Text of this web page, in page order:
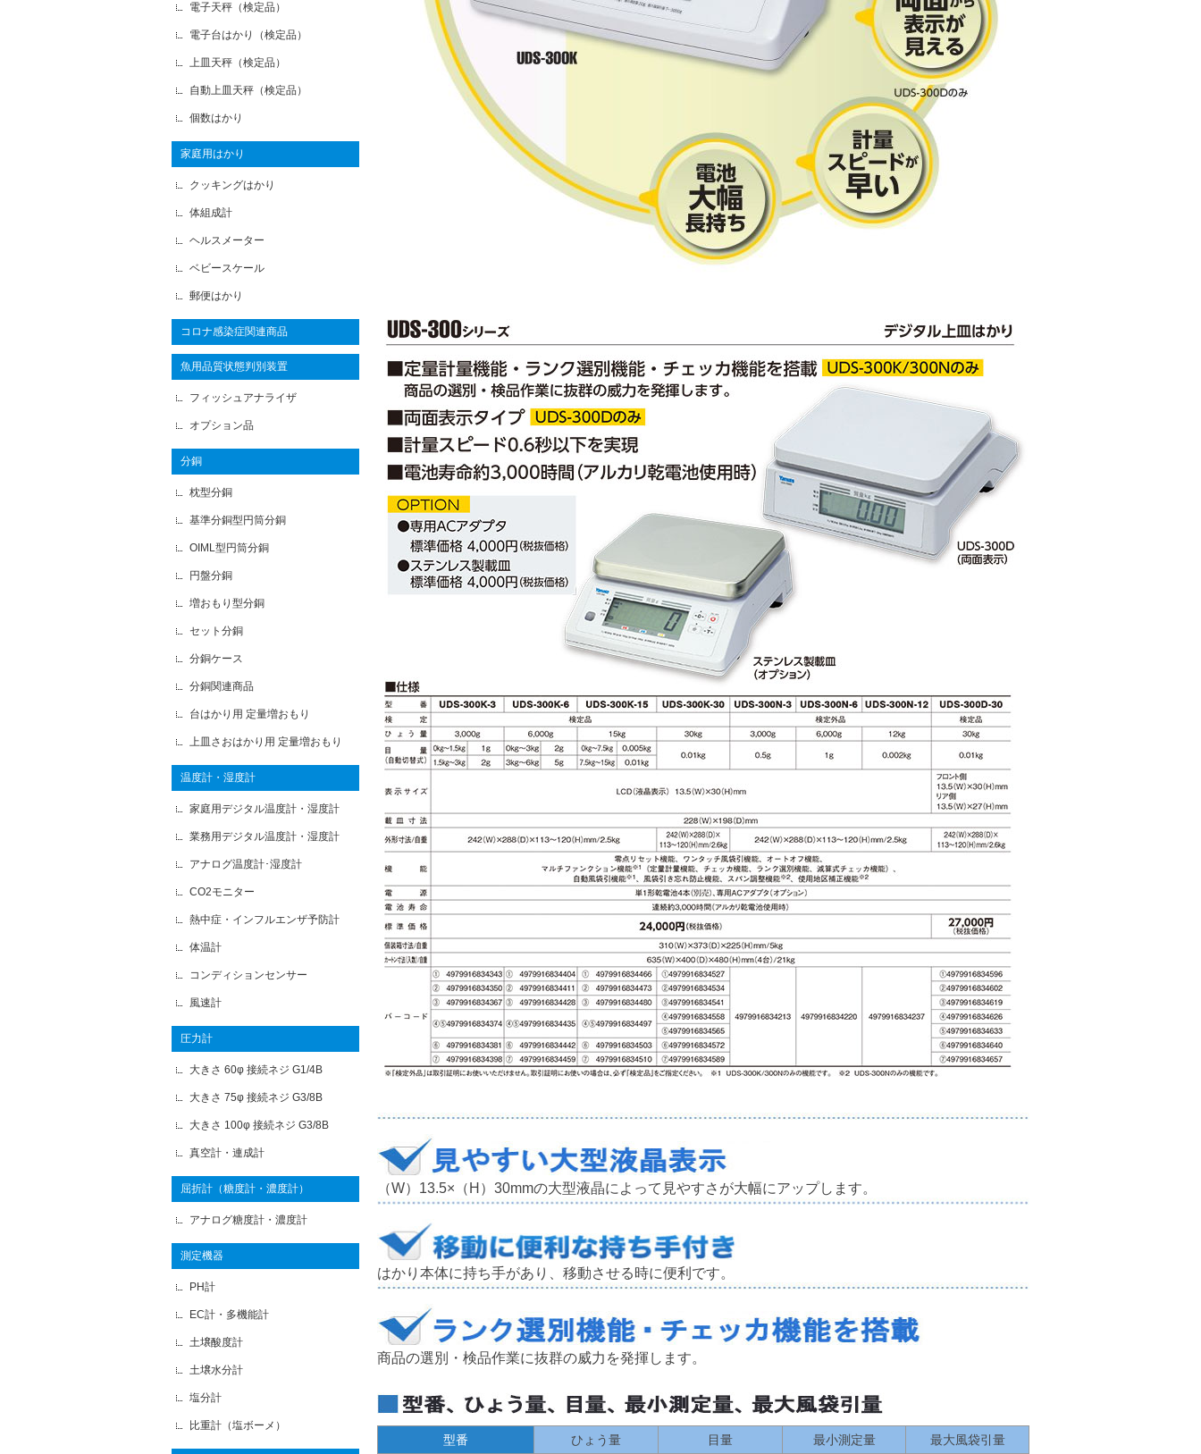
（W）13.5×（H）30mmの大型液晶によって見やすさが大幅にアップします。
はかり本体に持ち手があり、移動させる時に便利です。
商品の選別・検品作業に抜群の威力を発揮します。
型番 ひょう量 目量 最小測定量
最大風袋引量
電子天秤（検定品）
電子台はかり（検定品）
上皿天秤（検定品）
自動上皿天秤（検定品）
個数はかり
家庭用はかり
クッキングはかり
体組成計
ヘルスメーター
ベビースケール
郵便はかり
コロナ感染症関連商品
魚用品質状態判別装置
フィッシュアナライザ
オプション品
分銅
枕型分銅
基準分銅型円筒分銅
OIML型円筒分銅
円盤分銅
増おもり型分銅
セット分銅
分銅ケース
分銅関連商品
台はかり用 定量増おもり
上皿さおはかり用 定量増おもり
温度計・湿度計
家庭用デジタル温度計・湿度計
業務用デジタル温度計・湿度計
アナログ温度計･湿度計
CO2モニター
熱中症・インフルエンザ予防計
体温計
コンディションセンサー
風速計
圧力計
大きさ 60φ 接続ネジ G1/4B
大きさ 75φ 接続ネジ G3/8B
大きさ 100φ 接続ネジ G3/8B
真空計・連成計
屈折計（糖度計・濃度計）
アナログ糖度計・濃度計
測定機器
PH計
EC計・多機能計
土壌酸度計
土壌水分計
塩分計
比重計（塩ボーメ）